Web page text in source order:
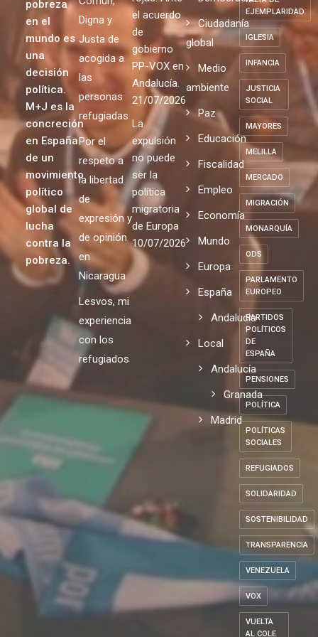
pobreza
en el
mundo es
una
decisión
política.
M+J es la
concreción
en España
de un
movimiento
político
global de
lucha
contra la
pobreza.
Digna y
Justa de
acogida a
las
personas
refugiadas
Por el
respeto a
la libertad
de
expresión y
de opinión
en
Nicaragua
Lesvos, mi
experiencia
con los
refugiados
el acuerdo
de
gobierno
PP-VOX en
Andalucía.
21/07/2026
La
expulsión
no puede
ser la
política
migratoria
de Europa
10/07/2026
Ciudadanía
global
Medio
ambiente
Paz
Educación
Fiscalidad
Empleo
Economía
Mundo
Europa
España
Andalucia
Local
Andalucía
Granada
Madrid
EJEMPLARIDAD
IGLESIA
INFANCIA
JUSTICIA
SOCIAL
MAYORES
MELILLA
MERCADO
MIGRACIÓN
MONARQUÍA
ODS
PARLAMENTO
EUROPEO
PARTIDOS
POLÍTICOS
DE
ESPAÑA
PENSIONES
POLÍTICA
POLÍTICAS
SOCIALES
REFUGIADOS
SOLIDARIDAD
SOSTENIBILIDAD
TRANSPARENCIA
VENEZUELA
VOX
VUELTA
AL COLE